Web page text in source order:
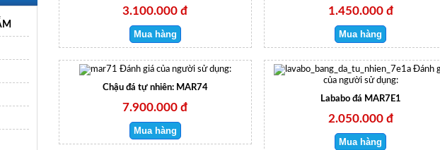
3.100.000 đ 1.450.000 đ
Đánh giá của người sử dụng:
Chậu đá tự nhiên: MAR74
7.900.000 đ
Đánh
của người sử dụng:
Lababo đá MAR7E1
2.050.000 đ